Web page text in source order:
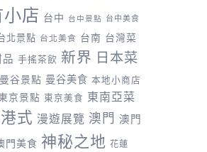
店 台中 台中景點 台中美食
北景點 台北美食 台南 台灣菜
手搖茶飲 新界 日本菜
曼谷景點 曼谷美食 本地小商店
京景點 東京美食 東南亞菜
港式 漫遊展覽 澳門 澳門
門美食 神秘之地 花蓮